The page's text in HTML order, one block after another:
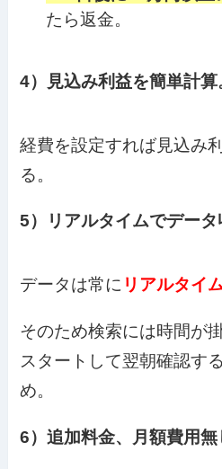
たら返金。
4）見込み利益を簡単計算
経費を設定すれば見込み
る。
5）リアルタイムでデータ
データは常に リアルタイ
そのため検索には時間が
スタートして翌朝確認す
め。
6）追加料金、月額費用無